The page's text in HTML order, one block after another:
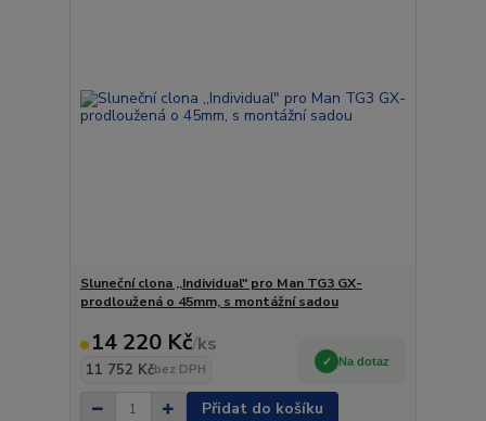
Sluneční clona ,,Individual" pro Man TG3 GX-
prodloužená o 45mm, s montážní sadou
14 220 Kč/ks
11 752 Kčbez DPH
Na dotaz
Přidat do košíku